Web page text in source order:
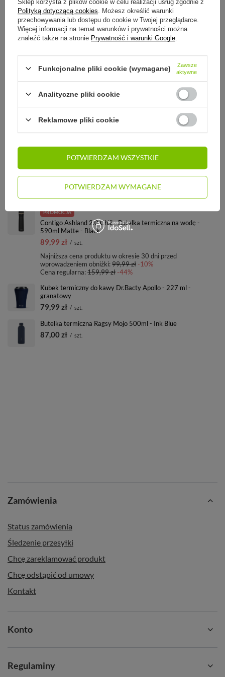
SZCZEGÓŁOWE INFORMACJE
ZADAJ PYTANIE
OPINIE
ZOBACZ RÓWNIEŻ:
Butelka Aladdin Aveo 600ml
51,67 zł / szt.
PROMOCJA
Contigo Ashland 2.0 Chill - Butelka termiczna na wodę -
590ml Matte - Black
89,99 zł / szt.
Najniższa cena produktu w okresie 30 dni przed
wprowadzeniem obniżki:99,99 zł-10%
Cena regularna:159,99 zł-44%
Kubek termiczny do kawy Dr.Bacty Apollo - 227 ml -
granatowy
79,99 zł / szt.
Butelka termiczna Ragsy Mojo 500ml - Ink Blue
87,00 zł / szt.
Zamówienia
Status zamówienia
Śledzenie przesyłki
Chcę zareklamować produkt
Chcę odstąpić od umowy
Kontakt
Konto
Regulaminy
Sklep korzysta z plików cookie w celu realizacji usług zgodnie z
Polityką dotyczącą cookies . Możesz określić warunki
przechowywania lub dostępu do cookie w Twojej przeglądarce.
Więcej informacji na temat warunków i prywatności można
znaleźć także na stronie Prywatność i warunki Google
Funkcjonalne pliki cookie (wymagane)
Zawsze
aktywne
Analityczne pliki cookie
Reklamowe pliki cookie
POTWIERDZAM WYMAGANE
POTWIERDZAM WSZYSTKIE